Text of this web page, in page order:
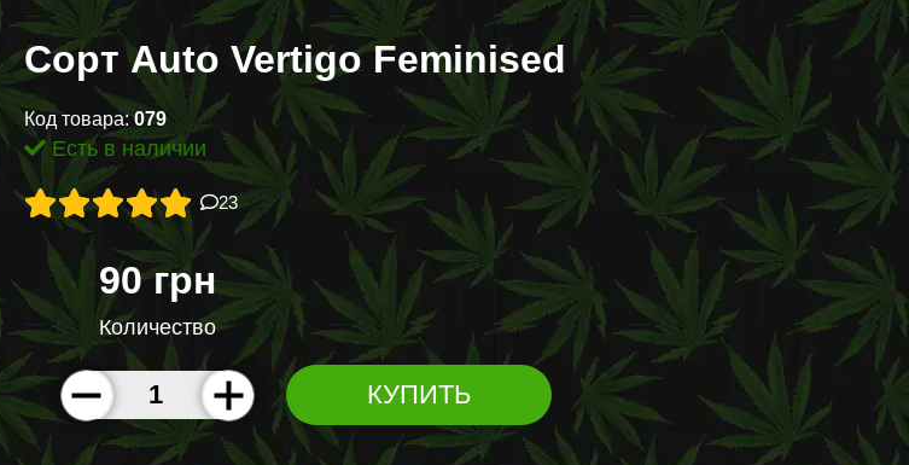
Сорт Auto Vertigo Feminised
Код товара:079
Есть в наличии
23
90 грн
Количество
КУПИТЬ